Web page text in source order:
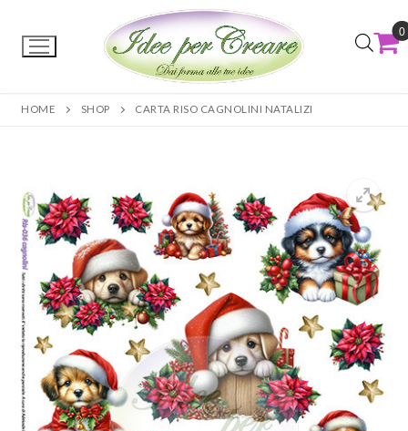
0
HOME SHOP CARTA RISO CAGNOLINI NATALIZI